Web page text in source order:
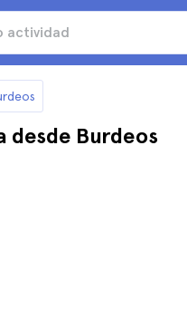
desde Burdeos